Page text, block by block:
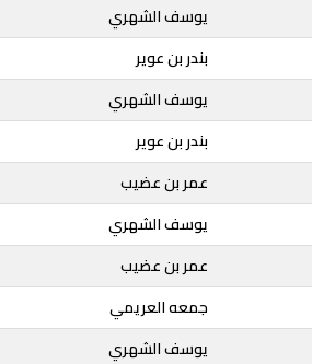
يوسف الشهري
بندر بن عوير
يوسف الشهري
بندر بن عوير
عمر بن عضيب
يوسف الشهري
عمر بن عضيب
جمعه العريمي
يوسف الشهري